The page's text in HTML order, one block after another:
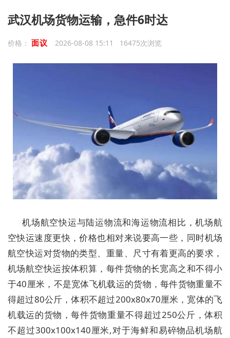
武汉机场货物运输，急件6时达
价格： 面议 2026-08-08 15:11 16475次浏览
机场航空快运与陆运物流和海运物流相比，机场航
空快运速度更快，价格也相对来说要高一些，同时机场
航空快运对货物的类型、重量、尺寸有着更高的要求，
机场航空快运按体积算，每件货物的长宽高之和不得小
于40厘米，不是宽体飞机载运的货物，每件货物重量不
得超过80公斤，体积不超过200x80x70厘米，宽体的飞
机载运的货物，每件货物重量不得超过250公斤，体积
不超过300x100x140厘米,对于海鲜和易碎物品机场航